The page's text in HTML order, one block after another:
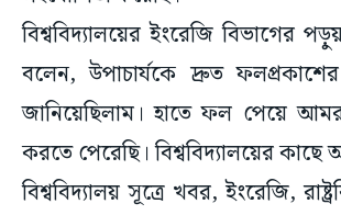
বিশ্ববিদ্যালয়ের ইংরেজি বিভাগের
বলেন, উপাচার্যকে দ্রুত
জানিয়েছিলাম। হাতে ফল পেয়ে
করতে পেরেছি। বিশ্ববিদ্যালয়ের
বিশ্ববিদ্যালয় সূত্রে খবর, ইংরেজি,